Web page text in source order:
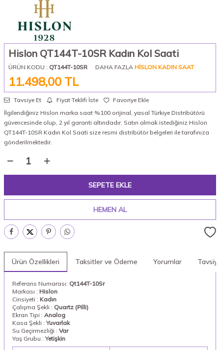
Hislon QT144T-10SR Kadın Kol Saati
ÜRÜN KODU : QT144T-10SR DAHA FAZLA HISLON KADIN SAAT
11.498,00 TL
Tavsiye Et Fiyat Teklifi İste
Favoriye Ekle
İlgilendiğiniz Hislon marka saat %100 orijinal, yasal Türkiye Distribütörü
güvencesinde olup, 2 yıl garanti altındadır. Satın almak istediğiniz Hislon
QT144T-10SR Kadın Kol Saati size resmi distribütör belgeleri ile tarafınıza
gönderilmektedir.
SEPETE EKLE
HEMEN AL
Ürün Özellikleri Taksitler ve Ödeme Yorumlar
Referans Numarası: Qt144T-10Sr
Markası : Hislon
Cinsiyeti : Kadın
Çalışma Şekli : Quartz (Pilli)
Ekran Tipi : Analog
Kasa Şekli :Yuvarlak
Su Geçirmezliği : Var
Yaş Grubu :Yetişkin